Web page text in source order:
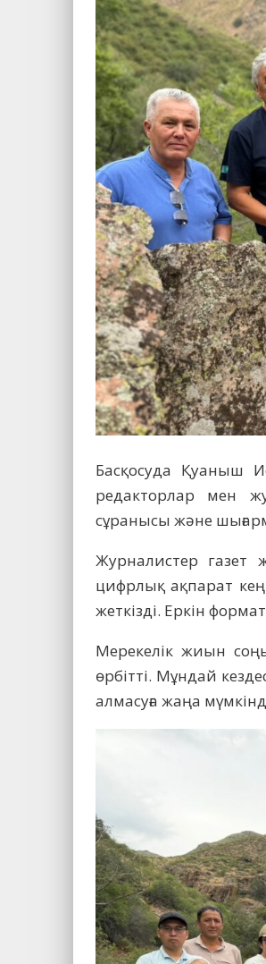
Басқосуда Қуаныш
редакторлар мен
сұранысы және
Журналистер
цифрлық ақпарат
жеткізді. Еркін
Мерекелік жиын
өрбітті. Мұндай
алмасуға жаңа